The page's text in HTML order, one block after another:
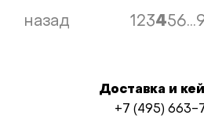
назад 123456...
Доставка и
+7 (495) 663-